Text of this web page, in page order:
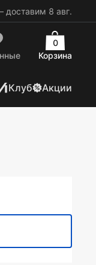
доставим 8 авг.
Корзина
0
Клуб Акции